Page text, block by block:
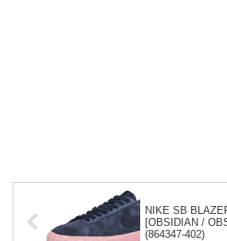
NIKE SB
[OBSIDIAN /
(864347-402)